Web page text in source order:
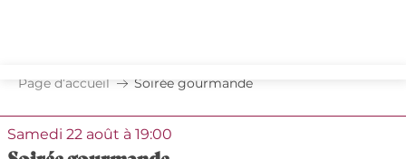
principal
Page d’accueil Soirée gourmande
Samedi 22 août à 19:00